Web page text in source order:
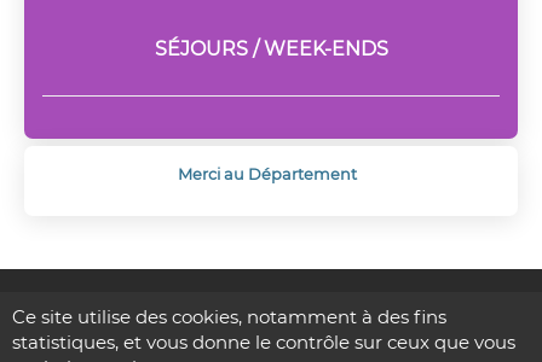
SÉJOURS / WEEK-ENDS
Merci au Département
Crédits :
DIP-CyberCe ACL Informatique-ACLCE
légales | Sésame
Ce site utilise des cookies, notamment à des fins
statistiques, et vous donne le contrôle sur ceux que vous